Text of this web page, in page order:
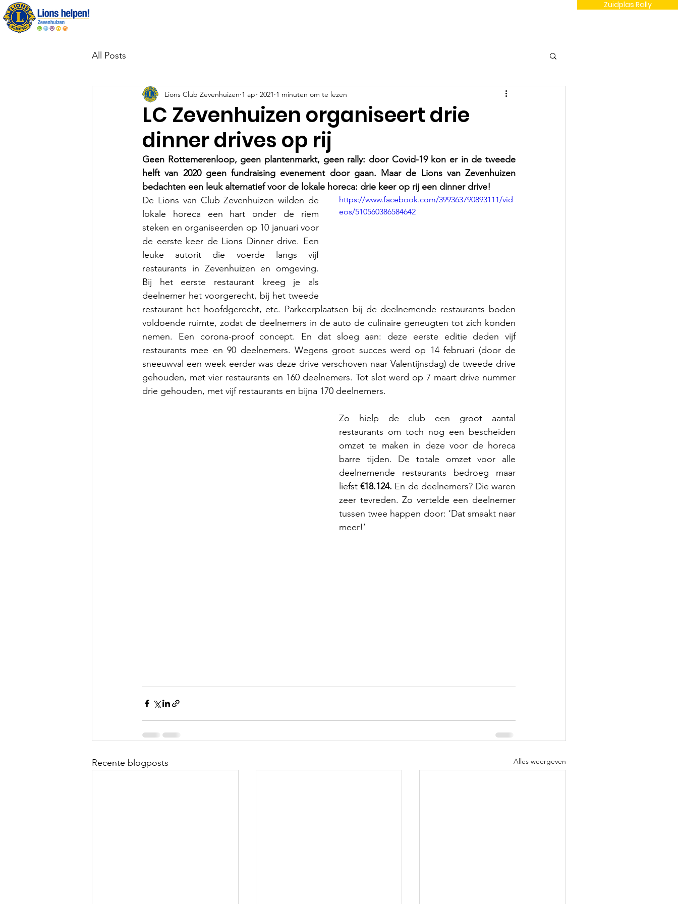
Zuidplas Rally
All Posts
LC Zevenhuizen organiseert drie
dinner drives op rij
Lions Club Zevenhuizen 1 apr 2021 1 minuten om te lezen
Geen Rottemerenloop, geen plantenmarkt, geen rally: door Covid-19 kon er in de tweede
helft van 2020 geen fundraising evenement door gaan. Maar de Lions van Zevenhuizen
bedachten een leuk alternatief voor de lokale horeca: drie keer op rij een dinner drive!
https://www.facebook.com/399363790893111/vid
eos/510560386584642
De Lions van Club Zevenhuizen wilden de
lokale horeca een hart onder de riem
steken en organiseerden op 10 januari voor
de eerste keer de Lions Dinner drive. Een
leuke autorit die voerde langs vijf
restaurants in Zevenhuizen en omgeving.
Bij het eerste restaurant kreeg je als
deelnemer het voorgerecht, bij het tweede
restaurant het hoofdgerecht, etc. Parkeerplaatsen bij de deelnemende restaurants boden
voldoende ruimte, zodat de deelnemers in de auto de culinaire geneugten tot zich konden
nemen. Een corona-proof concept. En dat sloeg aan: deze eerste editie deden vijf
restaurants mee en 90 deelnemers. Wegens groot succes werd op 14 februari (door de
sneeuwval een week eerder was deze drive verschoven naar Valentijnsdag) de tweede drive
gehouden, met vier restaurants en 160 deelnemers. Tot slot werd op 7 maart drive nummer
drie gehouden, met vijf restaurants en bijna 170 deelnemers.
Zo hielp de club een groot aantal
restaurants om toch nog een bescheiden
omzet te maken in deze voor de horeca
barre tijden. De totale omzet voor alle
deelnemende restaurants bedroeg maar
liefst €18.124. En de deelnemers? Die waren
zeer tevreden. Zo vertelde een deelnemer
tussen twee happen door: ‘Dat smaakt naar
meer!’
Recente blogposts Alles weergeven